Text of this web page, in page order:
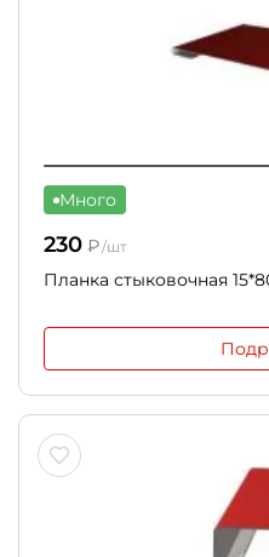
Много
230 ₽/шт
Планка стыковочная